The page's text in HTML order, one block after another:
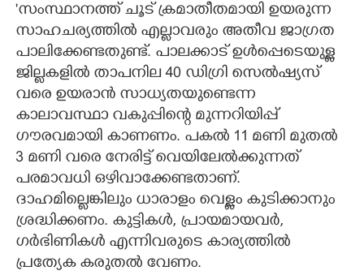
'സംസ്ഥാനത്ത് ചൂട് ക്രമാതീതമായി ഉയരുന്ന
സാഹചര്യത്തിൽ എല്ലാവരും അതീവ ജാഗ്രത
പാലിക്കേണ്ടതുണ്ട്. പാലക്കാട് ഉൾപ്പെടെയുള്ള
ജില്ലകളിൽ താപനില 40 ഡിഗ്രി സെൽഷ്യസ്
വരെ ഉയരാൻ സാധ്യതയുണ്ടെന്ന
കാലാവസ്ഥാ വകുപ്പിന്റെ മുന്നറിയിപ്പ്
ഗൗരവമായി കാണണം. പകൽ 11 മണി മുതൽ
3 മണി വരെ നേരിട്ട് വെയിലേൽക്കുന്നത്
പരമാവധി ഒഴിവാക്കേണ്ടതാണ്.
ദാഹമില്ലെങ്കിലും ധാരാളം വെള്ളം കുടിക്കാനും
ശ്രദ്ധിക്കണം. കുട്ടികൾ, പ്രായമായവർ,
ഗർഭിണികൾ എന്നിവരുടെ കാര്യത്തിൽ
പ്രത്യേക കരുതൽ വേണം.